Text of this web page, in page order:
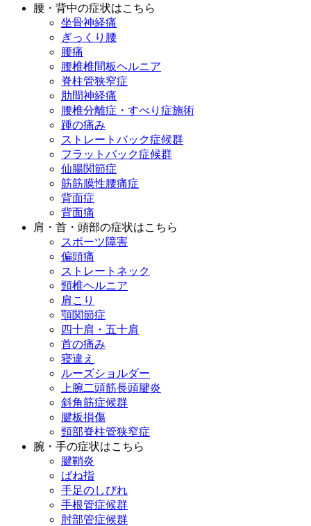
腰・背中の症状はこちら
坐骨神経痛
ぎっくり腰
腰痛
腰椎椎間板ヘルニア
脊柱管狭窄症
肋間神経痛
腰椎分離症・すべり症施術
踵の痛み
ストレートバック症候群
フラットバック症候群
仙腸関節症
筋筋膜性腰痛症
背面症
背面痛
肩・首・頭部の症状はこちら
スポーツ障害
偏頭痛
ストレートネック
頸椎ヘルニア
肩こり
顎関節症
四十肩・五十肩
首の痛み
寝違え
ルーズショルダー
上腕二頭筋長頭腱炎
斜角筋症候群
腱板損傷
頸部脊柱管狭窄症
腕・手の症状はこちら
腱鞘炎
ばね指
手足のしびれ
手根管症候群
肘部管症候群